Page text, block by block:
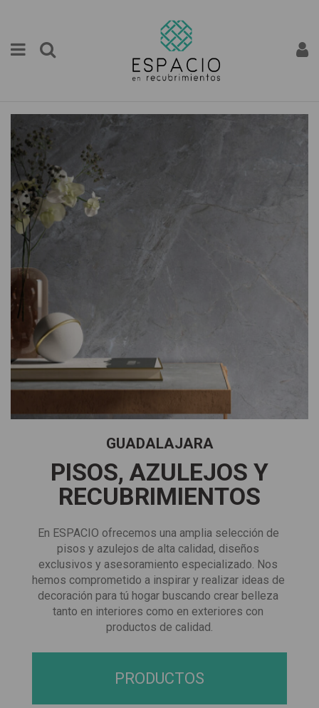
GUADALAJARA
PISOS, AZULEJOS Y
RECUBRIMIENTOS
En ESPACIO ofrecemos una amplia selección de
pisos y azulejos de alta calidad, diseños
exclusivos y asesoramiento especializado. Nos
hemos comprometido a inspirar y realizar ideas de
decoración para tú hogar buscando crear belleza
tanto en interiores como en exteriores con
productos de calidad.
PRODUCTOS